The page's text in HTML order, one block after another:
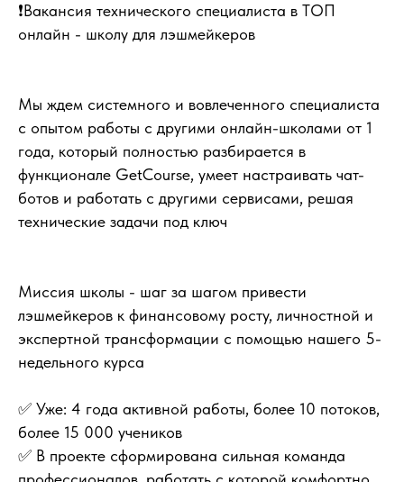
❗️Вакансия технического специалиста в ТОП
онлайн - школу для лэшмейкеров
Мы ждем системного и вовлеченного специалиста
с опытом работы с другими онлайн-школами от 1
года, который полностью разбирается в
функционале GetCourse, умеет настраивать чат-
ботов и работать с другими сервисами, решая
технические задачи под ключ
Миссия школы - шаг за шагом привести
лэшмейкеров к финансовому росту, личностной и
экспертной трансформации с помощью нашего 5-
недельного курса
✅ Уже: 4 года активной работы, более 10 потоков,
более 15 000 учеников
✅ В проекте сформирована сильная команда